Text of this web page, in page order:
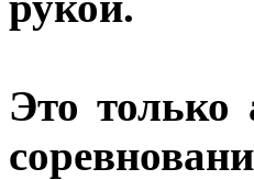
Это только